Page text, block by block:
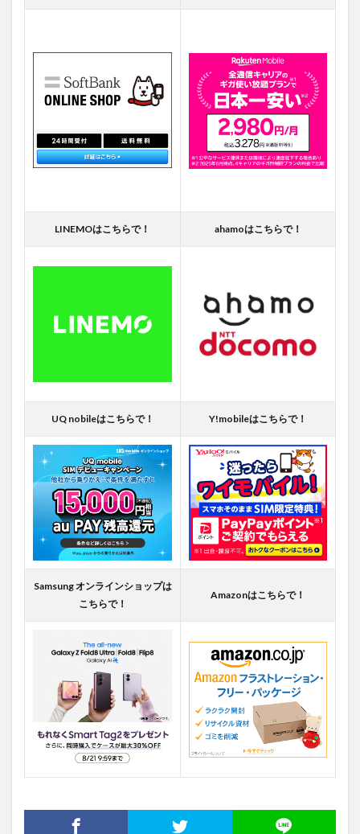
LINEMOはこちらで！ ahamoはこちらで！
UQ nobileはこちらで！ Y!mobileはこちらで！
Samsung オンラインショップは
こちらで！
Amazonはこちらで！